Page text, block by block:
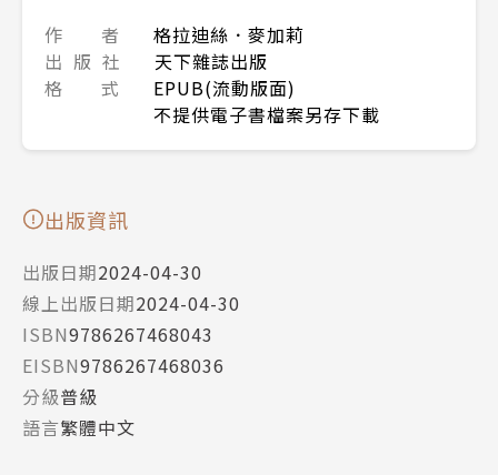
作 者
格拉迪絲．麥加莉
出 版 社
天下雜誌出版
格 式
EPUB(流動版面)
不提供電子書檔案另存下載
出版資訊
出版日期2024-04-30
線上出版日期2024-04-30
ISBN9786267468043
EISBN9786267468036
分級普級
語言繁體中文